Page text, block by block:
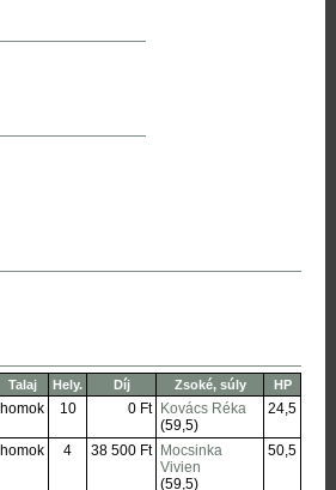
Talaj Hely. Díj Zsoké, súly HP
homok 10 0 Ft
Kovács Réka
(59,5)
24,5
homok 4 38 500 Ft
Mocsinka
Vivien
(59,5)
50,5